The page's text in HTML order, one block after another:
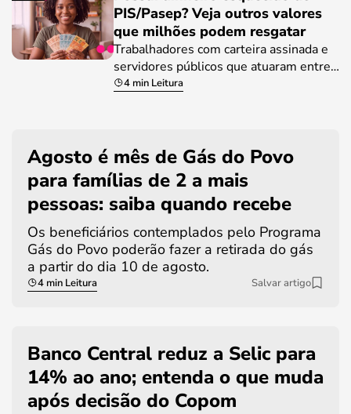
PIS/Pasep? Veja outros valores
que milhões podem resgatar
Trabalhadores com carteira assinada e
servidores públicos que atuaram entre…
4 min Leitura
Agosto é mês de Gás do Povo
para famílias de 2 a mais
pessoas: saiba quando recebe
Os beneficiários contemplados pelo Programa
Gás do Povo poderão fazer a retirada do gás
a partir do dia 10 de agosto.
4 min Leitura Salvar artigo
Banco Central reduz a Selic para
14% ao ano; entenda o que muda
após decisão do Copom